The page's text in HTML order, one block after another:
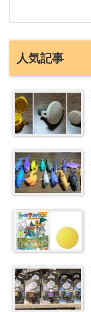
人気記事